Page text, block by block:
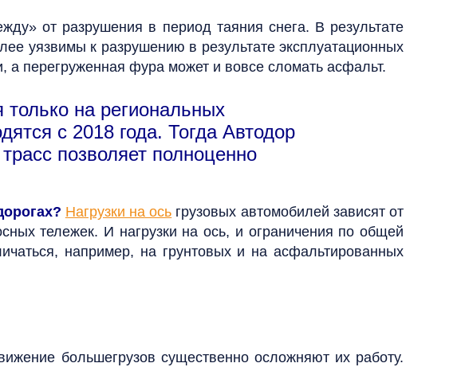
от разрушения в период таяния снега. В результате
уязвимы к разрушению в результате эксплуатационных
а перегруженная фура может и вовсе сломать асфальт.
только на региональных
с 2018 года. Тогда Автодор
позволяет полноценно
Нагрузки на ось грузовых автомобилей зависят от
тележек. И нагрузки на ось, и ограничения по общей
например, на грунтовых и на асфальтированных
большегрузов существенно осложняют их работу.